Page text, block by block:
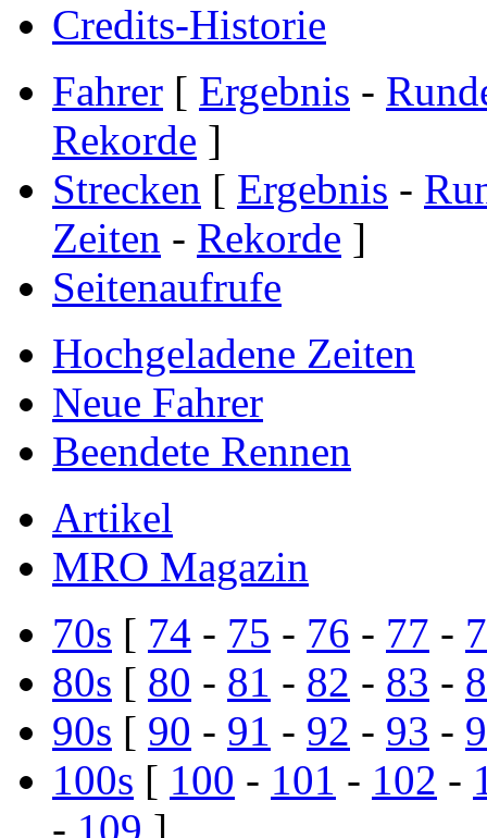
Credits-Historie
Fahrer [ Ergebnis -
Rekorde ]
Strecken [ Ergebnis -
Zeiten - Rekorde ]
Seitenaufrufe
Hochgeladene Zeiten
Neue Fahrer
Beendete Rennen
Artikel
MRO Magazin
70s [ 74 - 75 - 76 - 77 -
80s [ 80 - 81 - 82 - 83 -
90s [ 90 - 91 - 92 - 93 -
100s [ 100 - 101 - 102 -